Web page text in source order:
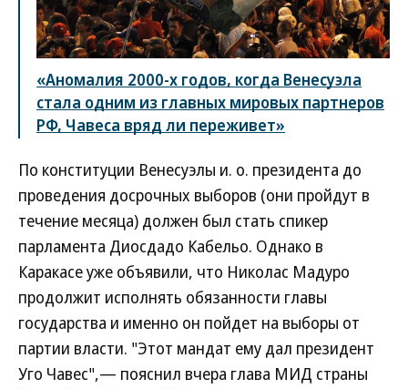
«Аномалия 2000-х годов, когда Венесуэла
стала одним из главных мировых партнеров
РФ, Чавеса вряд ли переживет»
По конституции Венесуэлы и. о. президента до
проведения досрочных выборов (они пройдут в
течение месяца) должен был стать спикер
парламента Диосдадо Кабельо. Однако в
Каракасе уже объявили, что Николас Мадуро
продолжит исполнять обязанности главы
государства и именно он пойдет на выборы от
партии власти. "Этот мандат ему дал президент
Уго Чавес",— пояснил вчера глава МИД страны